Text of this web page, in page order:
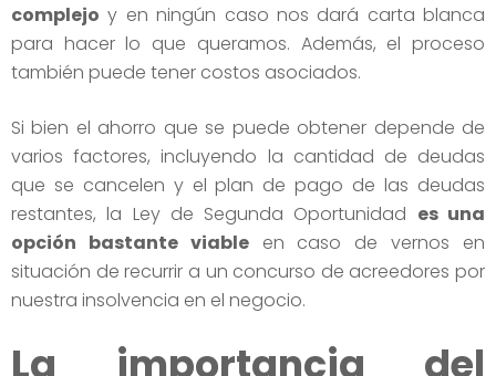
complejo y en ningún caso nos dará carta blanca
para hacer lo que queramos. Además, el proceso
también puede tener costos asociados.
Si bien el ahorro que se puede obtener depende de
varios factores, incluyendo la cantidad de deudas
que se cancelen y el plan de pago de las deudas
restantes, la Ley de Segunda Oportunidad es una
opción bastante viableen caso de vernos en
situación de recurrir a un concurso de acreedores por
nuestra insolvencia en el negocio.
La importancia del